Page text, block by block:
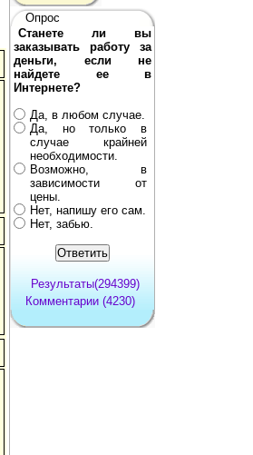
Опрос
Станете ли вы
заказывать работу за
деньги, если не
найдете ее в
Интернете?
Да, в любом случае.
Да, но только в
случае крайней
необходимости.
Возможно, в
зависимости от
цены.
Нет, напишу его сам.
Нет, забью.
Результаты(294399)
Комментарии (4230)